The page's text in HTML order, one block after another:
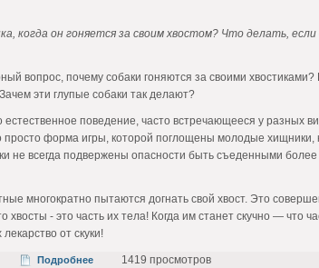
когда он гоняется за своим хвостом? Что делать,
вопрос, почему собаки гоняются за своими
эти глупые собаки так делают?
поведение, часто встречающееся у разных
просто форма игры, которой поглощены молодые хищники,
не всегда подвержены опасности быть съеденными
многократно пытаются догнать свой хвост. Это
хвосты - это часть их тела! Когда им станет скучно —
от скуки!
Подробнее 1419 просмотров